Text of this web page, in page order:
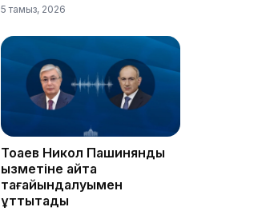
5 тамыз, 2026
Тоқаев Никол Пашинянды
қызметіне қайта
тағайындалуымен
құттықтады